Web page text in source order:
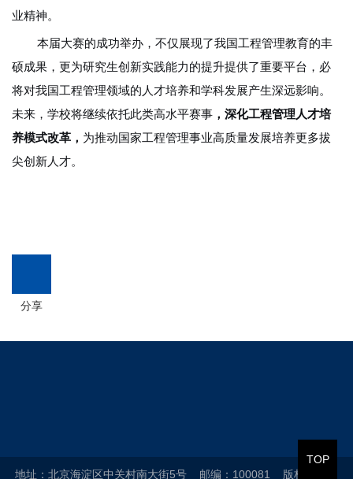
业精神。
本届大赛的成功举办，不仅展现了我国工程管理教育的丰
硕成果，更为研究生创新实践能力的提升提供了重要平台，必
将对我国工程管理领域的人才培养和学科发展产生深远影响。
未来，学校将继续依托此类高水平赛事 ， 深化工程管理人才培
养模式改革 ， 为推动国家工程管理事业高质量发展培养更多拔
尖创新人才。
分享
TOP
地址：北京海淀区中关村南大街5号 邮编：100081 版权所有：